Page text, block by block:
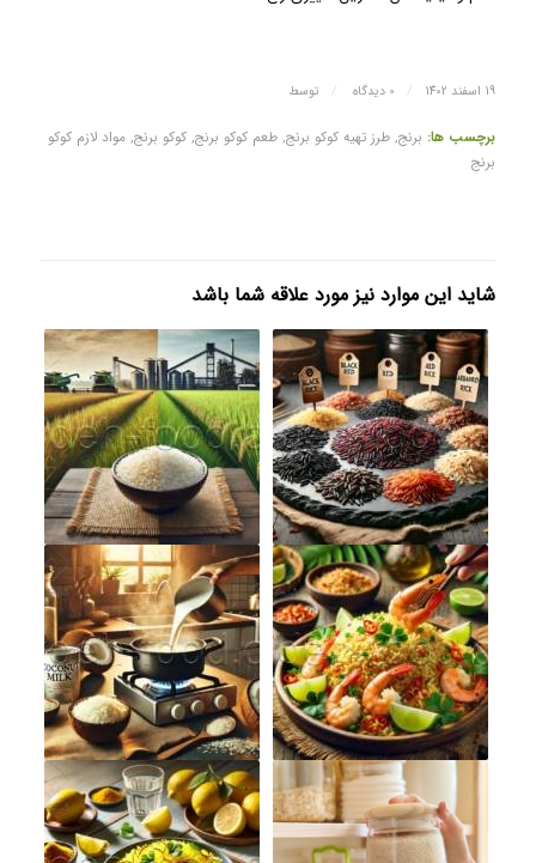
19 اسفند 1402 / 0 دیدگاه / توسط
برچسب ها: برنج, طرز تهیه کوکو برنج, طعم کوکو برنج, کوکو برنج, مواد لازم کوکو
برنج
شاید این موارد نیز مورد علاقه شما باشد